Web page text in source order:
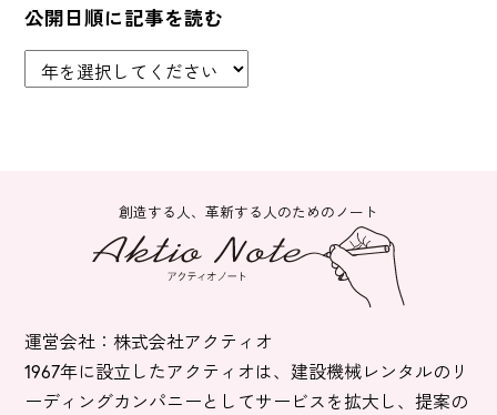
公開日順に記事を読む
創造する人、革新する人のためのノート
運営会社：株式会社アクティオ
1967年に設立したアクティオは、建設機械レンタルのリ
ーディングカンパニーとしてサービスを拡大し、提案の